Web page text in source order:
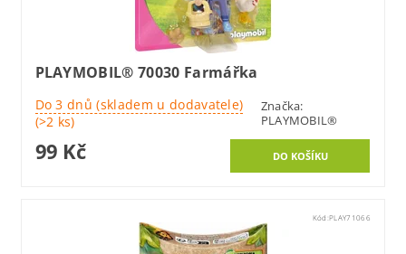
PLAYMOBIL® 70030 Farmářka
Do 3 dnů (skladem u dodavatele)
(>2 ks)
Značka:
PLAYMOBIL®
99 Kč
Kód:PLAY71066